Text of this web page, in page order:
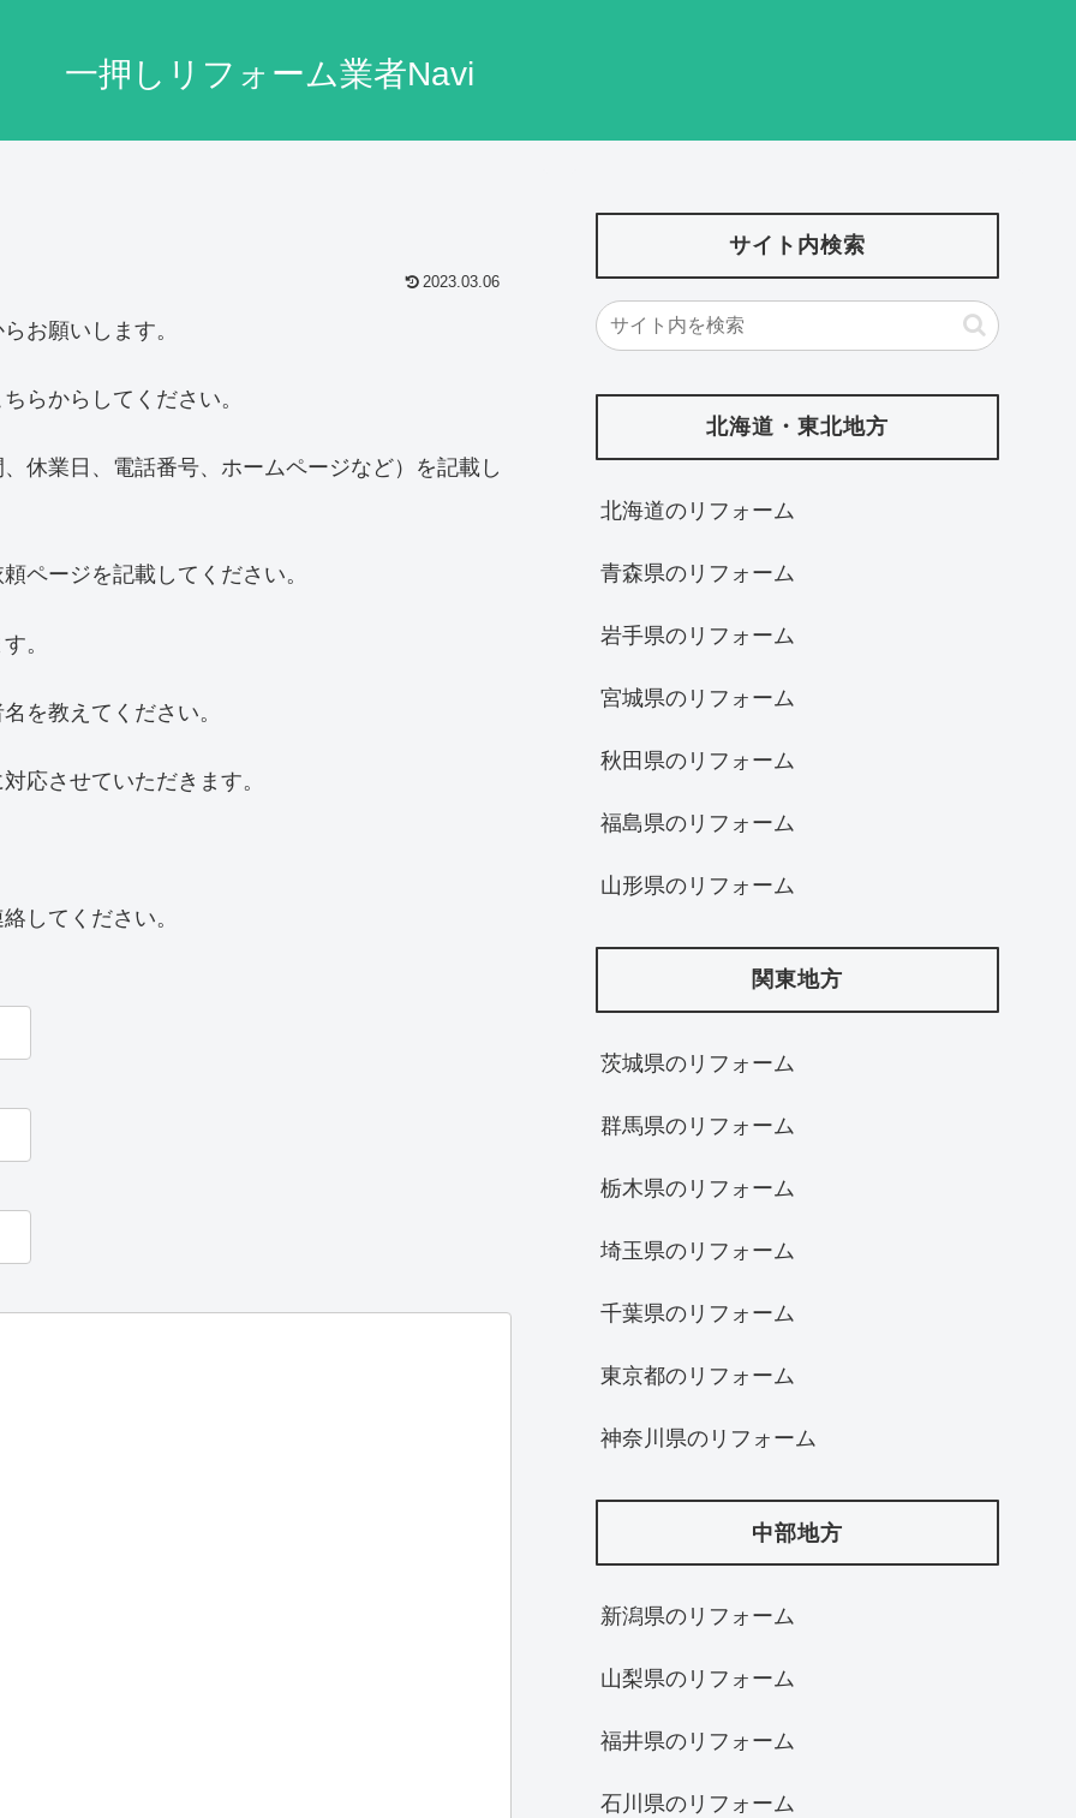
一押しリフォーム業者Navi
2023.03.06
お願いします。
らからしてください。
休業日、電話番号、ホームページなど）を記載し
ページを記載してください。
。
を教えてください。
応させていただきます。
してください。
サイト内検索
北海道・東北地方
北海道‎のリフォーム
青森県のリフォーム
岩手県のリフォーム
宮城県のリフォーム
秋田県のリフォーム
福島県のリフォーム
山形県のリフォーム
関東地方
茨城県のリフォーム
群馬県のリフォーム
栃木県のリフォーム
埼玉県のリフォーム
千葉県のリフォーム
東京都のリフォーム
神奈川県のリフォーム
中部地方
新潟県のリフォーム
山梨県のリフォーム
福井県のリフォーム
石川県のリフォーム